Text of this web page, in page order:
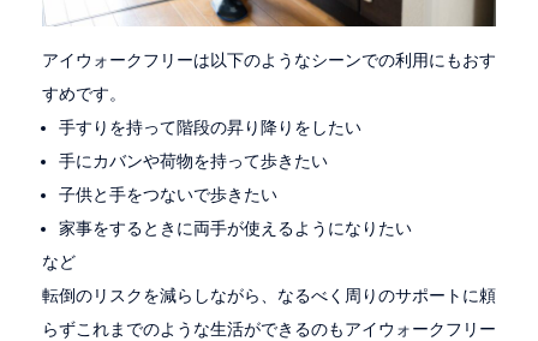
アイウォークフリーは以下のようなシーンでの利用にもおす
すめです。
手すりを持って階段の昇り降りをしたい
手にカバンや荷物を持って歩きたい
子供と手をつないで歩きたい
家事をするときに両手が使えるようになりたい
など
転倒のリスクを減らしながら、なるべく周りのサポートに頼
らずこれまでのような生活ができるのもアイウォークフリー